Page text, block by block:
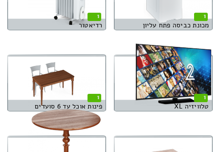
1
מכונת כביסה פתח עליון
1
רדיאטור
1
טלוויזיה XL
1
פינות אוכל עד 6 סועדים